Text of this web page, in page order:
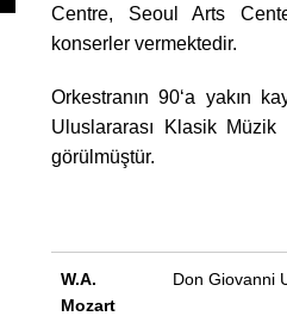
Centre, Seoul Arts
konserler vermektedir.
Orkestranın 90‘a yakın
Uluslararası Klasik
görülmüştür.
W.A.
Mozart
Don Giovanni